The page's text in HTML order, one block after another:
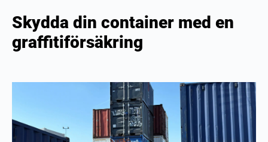
Skydda din container med en
graffitiförsäkring